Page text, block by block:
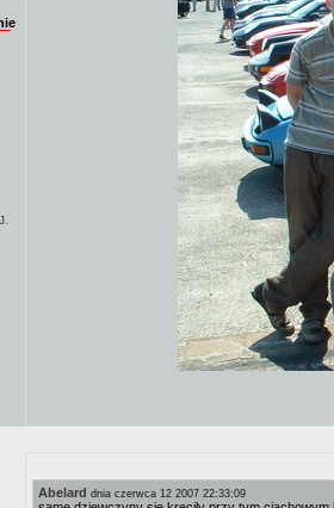
.
Abelard dnia czerwca 12 2007 22:33:09